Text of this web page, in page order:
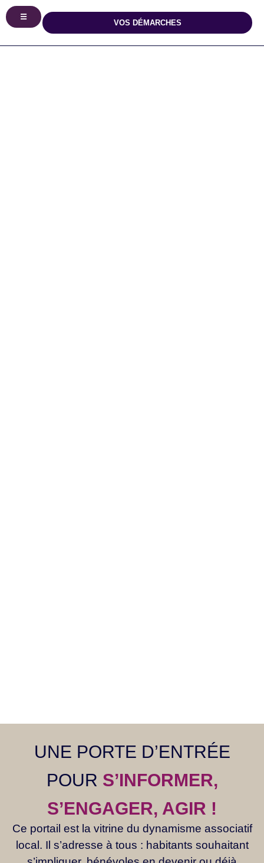
principal
☰
VOS DÉMARCHES
UNE PORTE D’ENTRÉE
POUR S’INFORMER,
S’ENGAGER, AGIR !
Ce portail est la vitrine du dynamisme associatif
local. Il s’adresse à tous : habitants souhaitant